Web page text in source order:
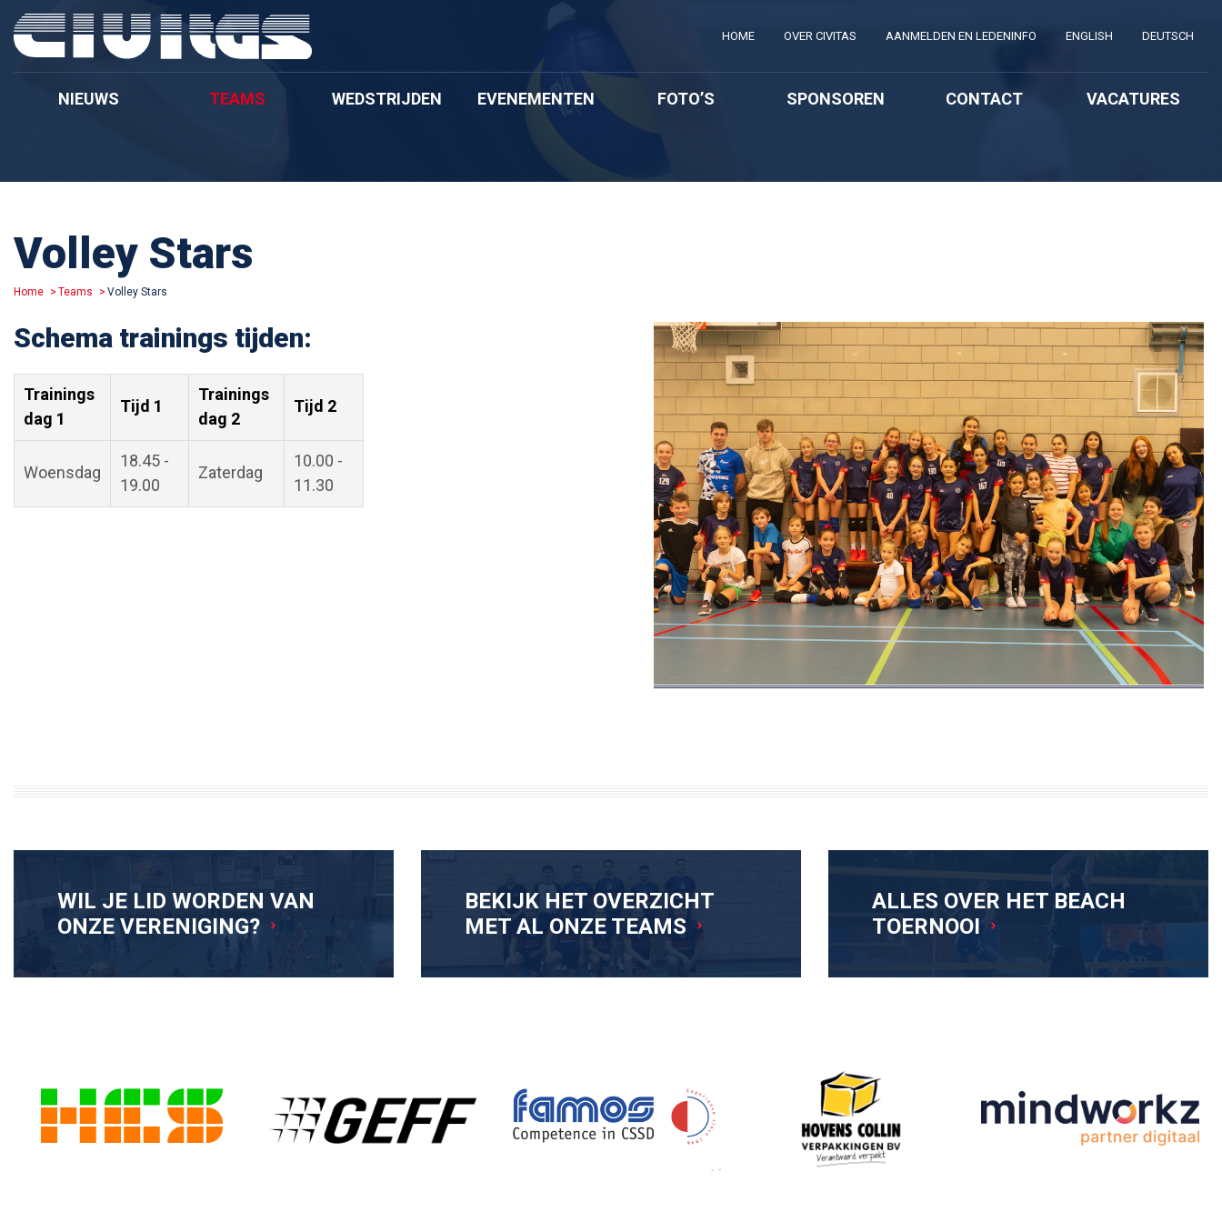
HOME OVER CIVITAS AANMELDEN EN LEDENINFO ENGLISH DEUTSCH
NIEUWS TEAMS WEDSTRIJDEN EVENEMENTEN FOTO’S SPONSOREN CONTACT VACATURES
Volley Stars
Home Teams Volley Stars
Schema trainings tijden:
Trainings
dag 1
Tijd 1
Trainings
dag 2
Tijd 2
Woensdag
18.45 -
19.00
Zaterdag
10.00 -
11.30
WIL JE LID WORDEN VAN
ONZE VERENIGING?
BEKIJK HET OVERZICHT
MET AL ONZE TEAMS
ALLES OVER HET BEACH
TOERNOOI